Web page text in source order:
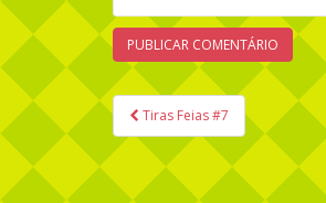
Navegação de
Tiras Feias #7